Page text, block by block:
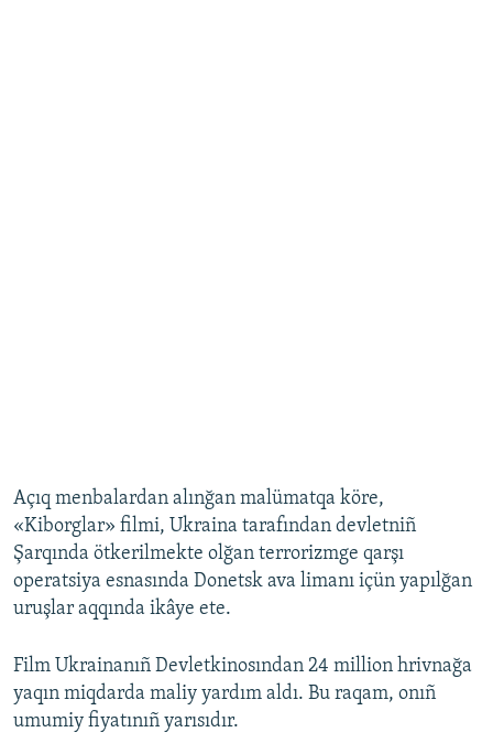
Açıq menbalardan alınğan malümatqa köre,
«Kiborglar» filmi, Ukraina tarafından devletniñ
Şarqında ötkerilmekte olğan terrorizmge qarşı
operatsiya esnasında Donetsk ava limanı içün yapılğan
uruşlar aqqında ikâye ete.
Film Ukrainanıñ Devletkinosından 24 million hrivnağa
yaqın miqdarda maliy yardım aldı. Bu raqam, onıñ
umumiy fiyatınıñ yarısıdır.